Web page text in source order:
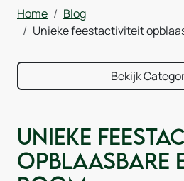
Home
Blog
Unieke feestactiviteit
Bekijk
Unieke
opblaasbare